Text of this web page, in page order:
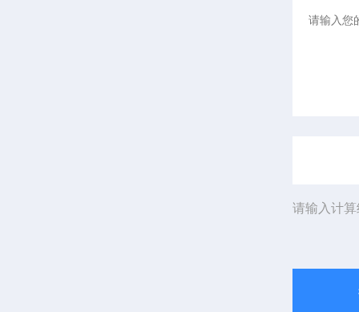
请输入计